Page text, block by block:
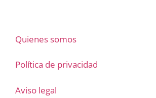
Quienes somos
Política de privacidad
Aviso legal